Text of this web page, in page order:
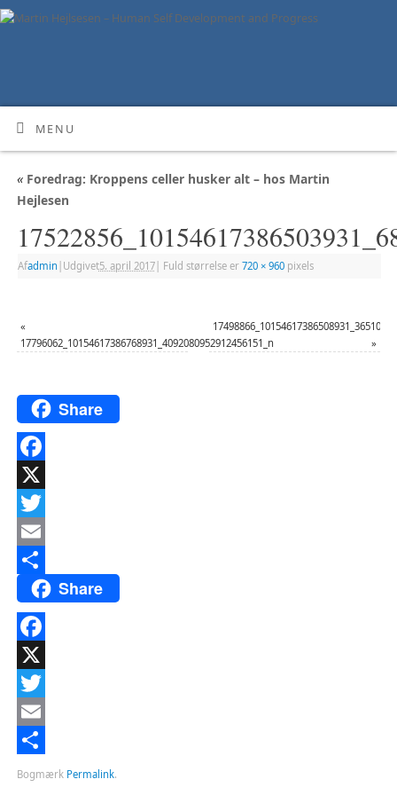
MENU
«Foredrag: Kroppens celler husker alt – hos Martin
Hejlesen
Afadmin Udgivet5. april 2017| Fuld størrelse er 720 × 960pixels
«
17796062_10154617386768931_4092080952912456151_n
»
Share
Facebook
X
Twitter
Email
Del
Share
Facebook
X
Twitter
Email
Del
Bogmærk Permalink.